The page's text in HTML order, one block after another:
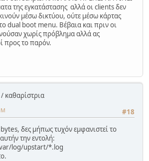
της εγκατάστασης αλλά οι clients δεν
μέσω δικτύου, ούτε μέσω κάρτας
dual boot menu. Βέβαια και πριν οι
χωρίς πρόβλημα αλλά ας
προς το παρόν.
/ καθαρίστρια
#18
δες μήπως τυχόν εμφανιστεί το
την εντολή:
log/upstart/*.log